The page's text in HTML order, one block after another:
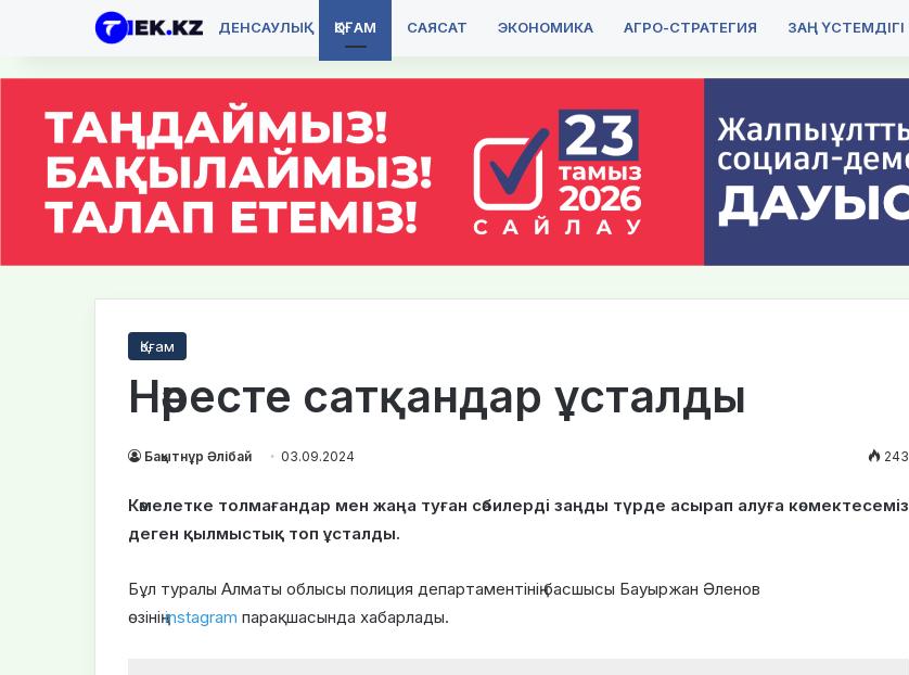
ДЕНСАУЛЫҚ ҚОҒАМ САЯСАТ ЭКОНОМИКА АГРО-СТРАТЕГИЯ ЗАҢ ҮСТЕМДІГІ
Қоғам
Нәресте сатқандар ұсталды
Бақытнұр Әлібай 03.09.2024 243
Кәмелетке толмағандар мен жаңа туған сәбилерді заңды түрде асырап алуға көмектесеміз
деген қылмыстық топ ұсталды.
Бұл туралы Алматы облысы полиция департаментінің басшысы Бауыржан Әленов
өзініңinstagram парақшасында хабарлады.